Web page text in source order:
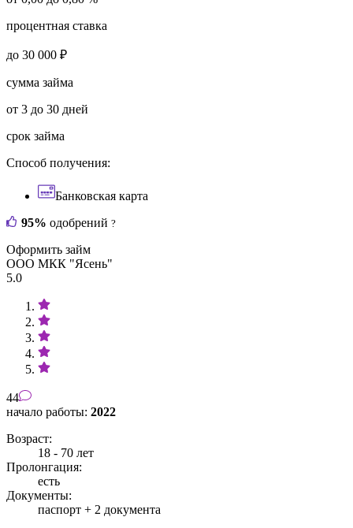
процентная ставка
до 30 000 ₽
сумма займа
от 3 до 30 дней
срок займа
Способ получения:
Банковская карта
95% одобрений ?
Оформить займ
ООО МКК "Ясень"
5.0
44
начало работы: 2022
Возраст:
18 - 70 лет
Пролонгация:
есть
Документы:
паспорт + 2 документа